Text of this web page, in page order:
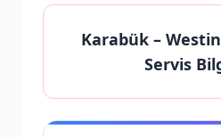
Karabük–
Servis